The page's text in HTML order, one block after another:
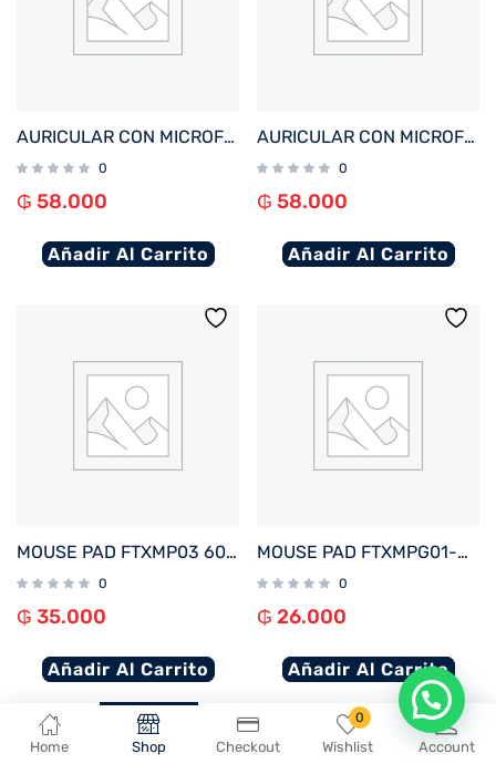
Home Shop Checkout
0
Wishlist Account
AURICULAR CON MICROFONO FTX E27-WH BT/MIC/IPX4 BLANCO
0
₲ 58.000
Añadir Al Carrito
AURICULAR CON MICROFONO FTX E27-BK BT/MIC/IPX4 NEGRO
0
₲ 58.000
Añadir Al Carrito
MOUSE PAD FTXMP03 60X35CM NEGRO
0
₲ 35.000
Añadir Al Carrito
MOUSE PAD FTXMPG01-WH 31X27CM CON APOYO DE MUÑECA EN GEL BLANCO
0
₲ 26.000
Añadir Al Carrito